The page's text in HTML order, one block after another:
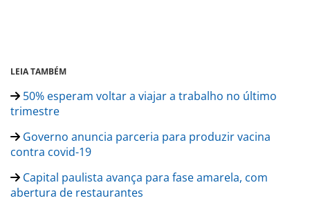
LEIA TAMBÉM
50% esperam voltar a viajar a trabalho no último
trimestre
Governo anuncia parceria para produzir vacina
contra covid-19
Capital paulista avança para fase amarela, com
abertura de restaurantes